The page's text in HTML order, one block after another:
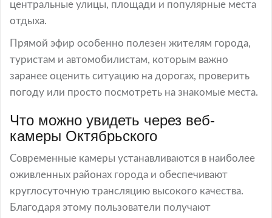
центральные улицы, площади и популярные места
отдыха.
Прямой эфир особенно полезен жителям города,
туристам и автомобилистам, которым важно
заранее оценить ситуацию на дорогах, проверить
погоду или просто посмотреть на знакомые места.
Что можно увидеть через веб-
камеры Октябрьского
Современные камеры устанавливаются в наиболее
оживленных районах города и обеспечивают
круглосуточную трансляцию высокого качества.
Благодаря этому пользователи получают